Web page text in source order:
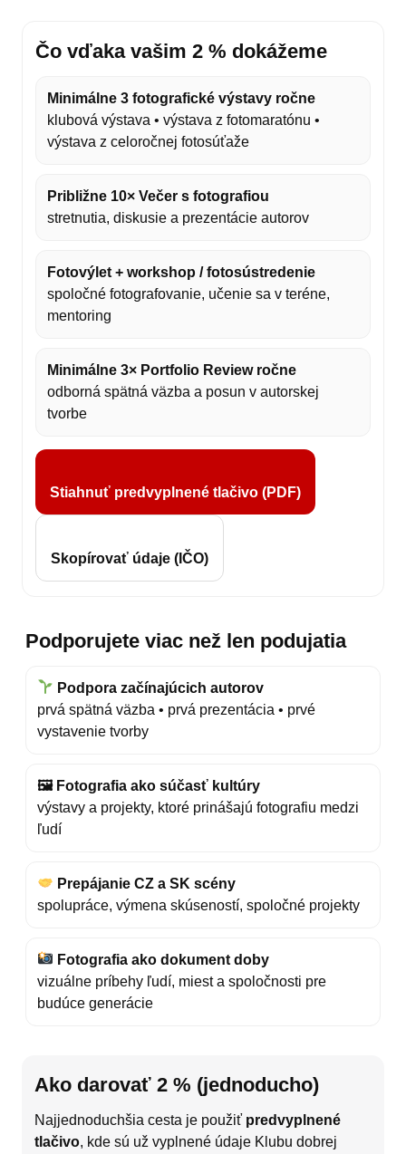
Čo vďaka vašim 2 % dokážeme
Minimálne 3 fotografické výstavy ročne
klubová výstava • výstava z fotomaratónu •
výstava z celoročnej fotosúťaže
Približne 10× Večer s fotografiou
stretnutia, diskusie a prezentácie autorov
Fotovýlet + workshop / fotosústredenie
spoločné fotografovanie, učenie sa v teréne,
mentoring
Minimálne 3× Portfolio Review ročne
odborná spätná väzba a posun v autorskej
tvorbe
Stiahnuť predvyplnené tlačivo (PDF)
Skopírovať údaje (IČO)
Podporujete viac než len podujatia
Podpora začínajúcich autorov
prvá spätná väzba • prvá prezentácia • prvé
vystavenie tvorby
🖼 Fotografia ako súčasť kultúry
výstavy a projekty, ktoré prinášajú fotografiu medzi
ľudí
Prepájanie CZ a SK scény
spolupráce, výmena skúseností, spoločné projekty
Fotografia ako dokument doby
vizuálne príbehy ľudí, miest a spoločnosti pre
budúce generácie
Ako darovať 2 % (jednoducho)
Najjednoduchšia cesta je použiť predvyplnené
tlačivo, kde sú už vyplnené údaje Klubu dobrej